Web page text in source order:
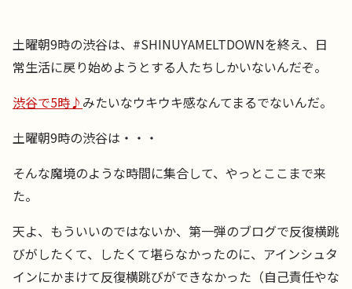
土曜朝9時の渋谷は、#SHINUYAMELTDOWNを終え、日
常生活に戻り始めようとする人たちしかいないんだぞ。
渋谷で5時♪ みたいなウキウキ感なんてまるでないんだ。
土曜朝9時の渋谷は・・・
そんな魔境のような時間に集合して、やっとここまで来
た。
天よ、もういいのではないか、第一弾のブログで反復横跳
びがしたくて、したくて堪らなかったのに、アインシュタ
インにかまけて反復横跳びができなかった（自己責任やな